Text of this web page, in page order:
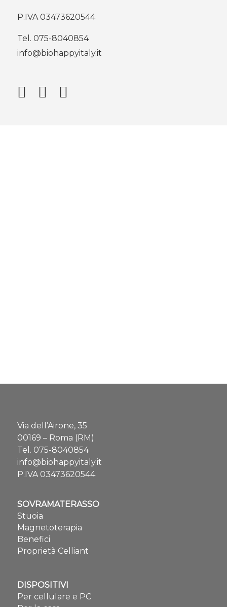
P.IVA 03473620544
Tel. 075-8040854
info@biohappyitaly.it
Via dell’Airone, 35
00169 – Roma (RM)
Tel. 075-8040854
info@biohappyitaly.it
P.IVA 03473620544
SOVRAMATERASSO
Stuoia
Magnetoterapia
Benefici
Proprietà Celliant
DISPOSITIVI
Per cellulare e PC